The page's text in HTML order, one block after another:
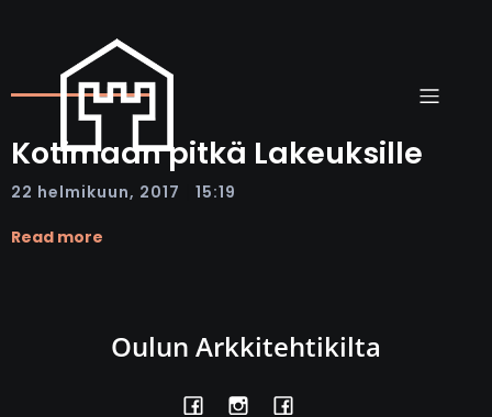
Kotimaan pitkä Lakeuksille
22 helmikuun, 2017 15:19
Read more
Oulun Arkkitehtikilta